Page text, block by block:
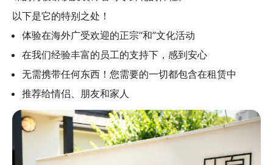
以下是它的特别之处！
体验在海外广受欢迎的正宗“和”文化活动
在我们经验丰富的员工的支持下，感到安心
无需携带任何东西！您需要的一切都包含在租赁中
推荐给情侣、朋友和家人